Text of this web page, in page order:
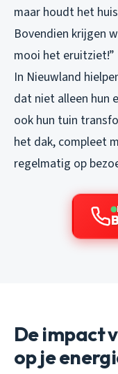
maar houdt het
Bovendien krijgen
mooi het eruitziet!”
In Nieuwland
dat niet alleen hun
ook hun tuin
het dak, compleet
regelmatig op
De impact
op je